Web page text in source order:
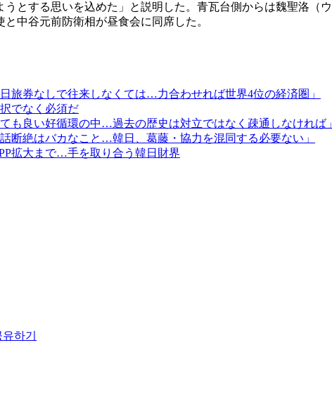
うとする思いを込めた」と説明した。青瓦台側からは魏聖洛
中谷元前防衛相が昼食会に同席した。
旅券なしで往来しなくては…力合わせれば世界4位の経済圏」
でなく必須だ
も良い好循環の中…過去の歴史は対立ではなく疎通しなければ」
断絶はバカなこと…韓日、葛藤・協力を混同する必要ない」
拡大まで…手を取り合う韓日財界
유하기